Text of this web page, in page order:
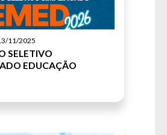
11/2025
SELETIVO
EDUCAÇÃO